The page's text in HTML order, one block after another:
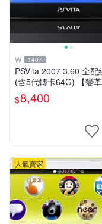
W 1407
PSVita 2007 3.60 全配
(含5代轉卡64G) 【變
破解改好 + 水晶殼 + 硬
$8,400
人氣賣家